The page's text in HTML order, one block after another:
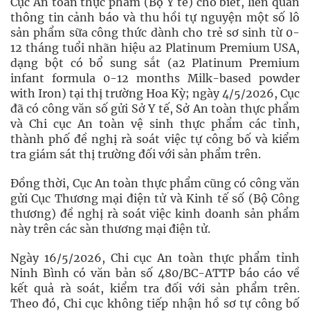
thông tin cảnh báo và thu hồi tự nguyện một số lô
sản phẩm sữa công thức dành cho trẻ sơ sinh từ 0-
12 tháng tuổi nhãn hiệu a2 Platinum Premium USA,
dạng bột có bổ sung sắt (a2 Platinum Premium
infant formula 0-12 months Milk-based powder
with Iron) tại thị trường Hoa Kỳ; ngày 4/5/2026, Cục
đã có công văn số gửi Sở Y tế, Sở An toàn thực phẩm
và Chi cục An toàn vệ sinh thực phẩm các tỉnh,
thành phố đề nghị rà soát việc tự công bố và kiểm
tra giám sát thị trường đối với sản phẩm trên.
Đồng thời, Cục An toàn thực phẩm cũng có công văn
gửi Cục Thương mại điện tử và Kinh tế số (Bộ Công
thương) đề nghị rà soát việc kinh doanh sản phẩm
này trên các sàn thương mại điện tử.
Ngày 16/5/2026, Chi cục An toàn thực phẩm tỉnh
Ninh Bình có văn bản số 480/BC-ATTP báo cáo về
kết quả rà soát, kiểm tra đối với sản phẩm trên.
Theo đó, Chi cục không tiếp nhận hồ sơ tự công bố